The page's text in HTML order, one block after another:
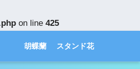
on line 425
胡蝶蘭 スタンド花